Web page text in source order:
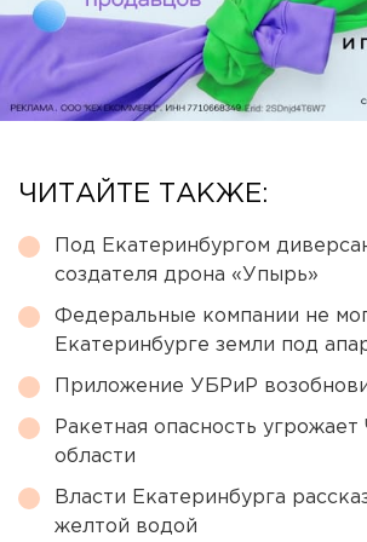
ЧИТАЙТЕ ТАКЖЕ:
Под Екатеринбургом
создателя дрона «Упырь»
Федеральные компании не
Екатеринбурге земли под
Приложение УБРиР
Ракетная опасность
области
Власти Екатеринбурга
желтой водой